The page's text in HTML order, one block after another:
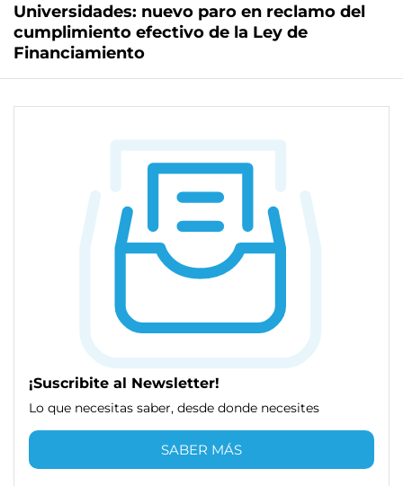
Universidades: nuevo paro en reclamo del
cumplimiento efectivo de la Ley de
Financiamiento
¡Suscribite al Newsletter!
Lo que necesitas saber, desde donde necesites
SABER MÁS